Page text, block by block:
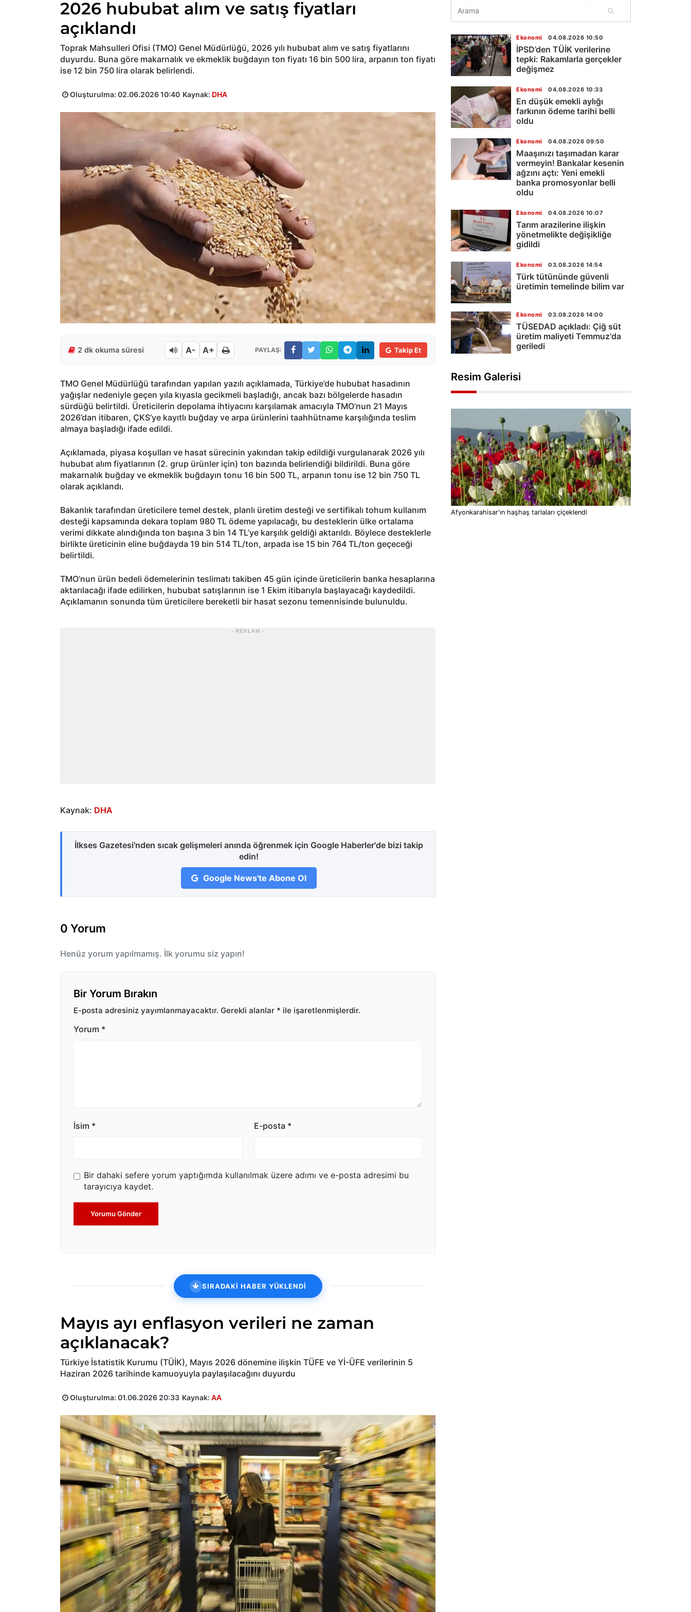
2026 hububat alım ve satış fiyatları
açıklandı
Toprak Mahsulleri Ofisi (TMO) Genel Müdürlüğü, 2026 yılı hububat alım ve satış fiyatlarını
duyurdu. Buna göre makarnalık ve ekmeklik buğdayın ton fiyatı 16 bin 500 lira, arpanın ton fiyatı
ise 12 bin 750 lira olarak belirlendi.
Oluşturulma: 02.06.2026 10:40 Kaynak: DHA
2 dk okuma süresi A- A+ PAYLAŞ: Takip Et
TMO Genel Müdürlüğü tarafından yapılan yazılı açıklamada, Türkiye’de hububat hasadının
yağışlar nedeniyle geçen yıla kıyasla gecikmeli başladığı, ancak bazı bölgelerde hasadın
sürdüğü belirtildi. Üreticilerin depolama ihtiyacını karşılamak amacıyla TMO’nun 21 Mayıs
2026’dan itibaren, ÇKS’ye kayıtlı buğday ve arpa ürünlerini taahhütname karşılığında teslim
almaya başladığı ifade edildi.
Açıklamada, piyasa koşulları ve hasat sürecinin yakından takip edildiği vurgulanarak 2026 yılı
hububat alım fiyatlarının (2. grup ürünler için) ton bazında belirlendiği bildirildi. Buna göre
makarnalık buğday ve ekmeklik buğdayın tonu 16 bin 500 TL, arpanın tonu ise 12 bin 750 TL
olarak açıklandı.
Bakanlık tarafından üreticilere temel destek, planlı üretim desteği ve sertifikalı tohum kullanım
desteği kapsamında dekara toplam 980 TL ödeme yapılacağı, bu desteklerin ülke ortalama
verimi dikkate alındığında ton başına 3 bin 14 TL’ye karşılık geldiği aktarıldı. Böylece desteklerle
birlikte üreticinin eline buğdayda 19 bin 514 TL/ton, arpada ise 15 bin 764 TL/ton geçeceği
belirtildi.
TMO’nun ürün bedeli ödemelerinin teslimatı takiben 45 gün içinde üreticilerin banka hesaplarına
aktarılacağı ifade edilirken, hububat satışlarının ise 1 Ekim itibarıyla başlayacağı kaydedildi.
Açıklamanın sonunda tüm üreticilere bereketli bir hasat sezonu temennisinde bulunuldu.
- REKLAM -
Kaynak: DHA
İlkses Gazetesi'nden sıcak gelişmeleri anında öğrenmek için Google Haberler'de bizi takip
edin!
Google News'te Abone Ol
0 Yorum
Henüz yorum yapılmamış. İlk yorumu siz yapın!
Bir Yorum Bırakın
E-posta adresiniz yayımlanmayacaktır. Gerekli alanlar * ile işaretlenmişlerdir.
Yorum *
İsim * E-posta *
Bir dahaki sefere yorum yaptığımda kullanılmak üzere adımı ve e-posta adresimi bu
tarayıcıya kaydet.
Yorumu Gönder
SIRADAKİ HABER YÜKLENDİ
Mayıs ayı enflasyon verileri ne zaman
açıklanacak?
Türkiye İstatistik Kurumu (TÜİK), Mayıs 2026 dönemine ilişkin TÜFE ve Yİ-ÜFE verilerinin 5
Haziran 2026 tarihinde kamuoyuyla paylaşılacağını duyurdu
Oluşturulma: 01.06.2026 20:33 Kaynak: AA
Ekonomi 04.08.2026 10:50
İPSD’den TÜİK verilerine
tepki: Rakamlarla gerçekler
değişmez
Ekonomi 04.08.2026 10:33
En düşük emekli aylığı
farkının ödeme tarihi belli
oldu
Ekonomi 04.08.2026 09:50
Maaşınızı taşımadan karar
vermeyin! Bankalar kesenin
ağzını açtı: Yeni emekli
banka promosyonlar belli
oldu
Ekonomi 04.08.2026 10:07
Tarım arazilerine ilişkin
yönetmelikte değişikliğe
gidildi
Ekonomi 03.08.2026 14:54
Türk tütününde güvenli
üretimin temelinde bilim var
Ekonomi 03.08.2026 14:00
TÜSEDAD açıkladı: Çiğ süt
üretim maliyeti Temmuz'da
geriledi
Resim Galerisi
Afyonkarahisar'ın haşhaş tarlaları çiçeklendi